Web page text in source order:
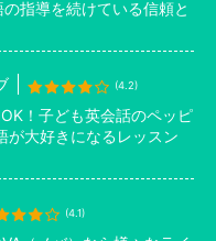
の指導を続けている信頼と
(4.2)
！子ども英会話のペッピ
が大好きになるレッスン
(4.1)